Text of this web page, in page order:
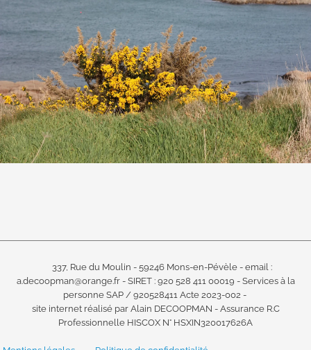
337, Rue du Moulin - 59246 Mons-en-Pévèle - email :
a.decoopman@orange.fr - SIRET : 920 528 411 00019 - Services à la
personne SAP / 920528411 Acte 2023-002 -
site internet réalisé par Alain DECOOPMAN - Assurance R.C
Professionnelle HISCOX N° HSXIN320017626A